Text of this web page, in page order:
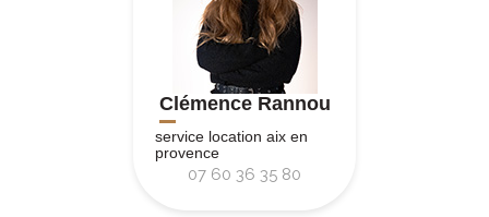
Clémence Rannou
service location aix en
provence
07 60 36 35 80